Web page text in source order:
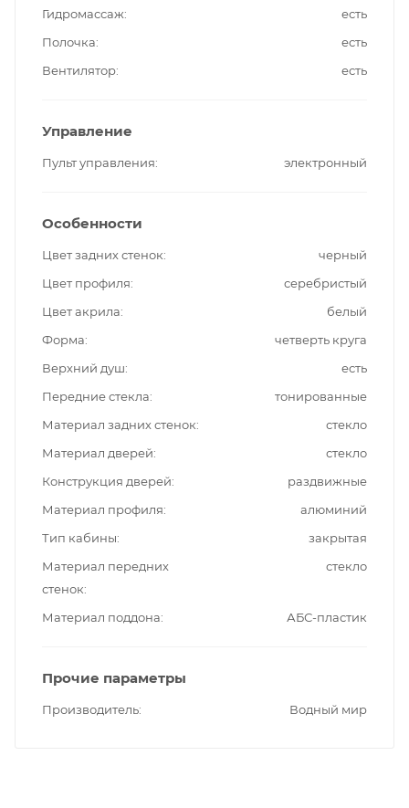
Гидромассаж
есть
Полочка
есть
Вентилятор
есть
Управление
Пульт управления электронный
Особенности
Цвет задних стенок
черный
Цвет профиля
серебристый
Цвет акрила
белый
Форма
четверть круга
Верхний душ
есть
Передние стекла
тонированные
Материал задних стенок
стекло
Материал дверей
стекло
Конструкция дверей
раздвижные
Материал профиля
алюминий
Тип кабины
закрытая
Материал передних
стенок
стекло
Материал поддона АБС-пластик
Прочие параметры
Производитель Водный мир